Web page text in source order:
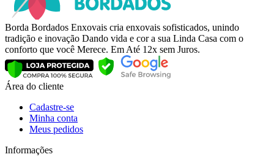
Borda Bordados Enxovais cria enxovais sofisticados, unindo
tradição e inovação Dando vida e cor a sua Linda Casa com o
conforto que você Merece. Em Até 12x sem Juros.
Área do cliente
Cadastre-se
Minha conta
Meus pedidos
Informações